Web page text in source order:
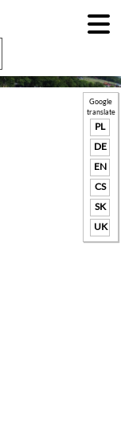
Google
translate
PL
DE
EN
CS
SK
UK